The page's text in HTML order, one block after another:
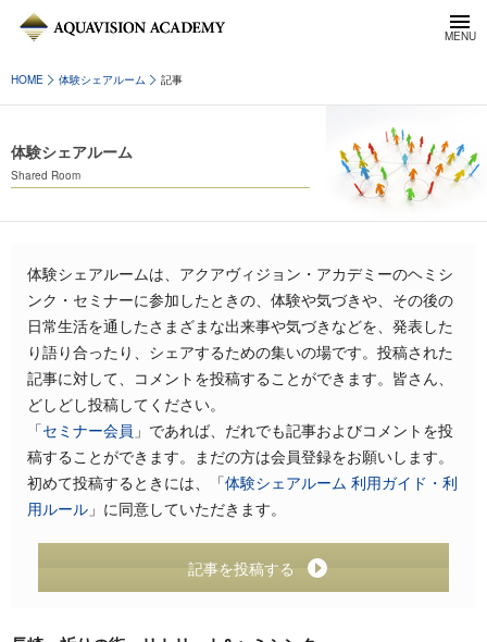
HOME 体験シェアルーム 記事
体験シェアルーム
Shared Room
体験シェアルームは、アクアヴィジョン・アカデミーのヘミシ
ンク・セミナーに参加したときの、体験や気づきや、その後の
日常生活を通したさまざまな出来事や気づきなどを、発表した
り語り合ったり、シェアするための集いの場です。投稿された
記事に対して、コメントを投稿することができます。皆さん、
どしどし投稿してください。
「セミナー会員 」であれば、だれでも記事およびコメントを投
稿することができます。まだの方は会員登録をお願いします。
初めて投稿するときには、「体験シェアルーム 利用ガイド・利
用ルール 」に同意していただきます。
記事を投稿する